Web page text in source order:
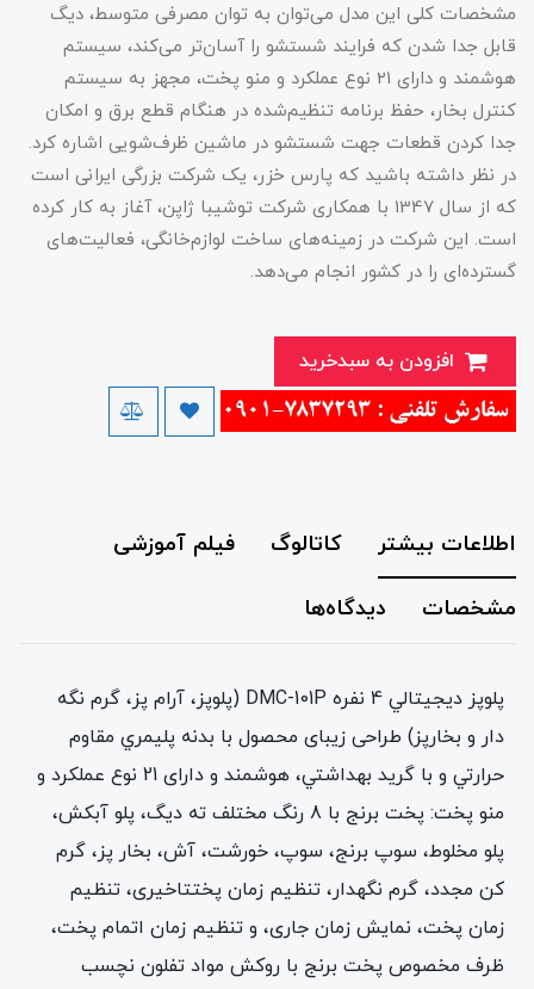
مشخصات کلی این مدل می‌توان به توان مصرفی متوسط، دیگ
قابل جدا شدن که فرایند شستشو را آسان‌تر می‌کند، سیستم
هوشمند و دارای 21 نوع عملکرد و منو پخت، مجهز به سیستم
کنترل بخار، حفظ برنامه تنظیم‌شده در هنگام قطع برق و امکان
جدا کردن قطعات جهت شستشو در ماشین ظرف‌شویی اشاره کرد.
در نظر داشته باشید که پارس خزر، یک شرکت بزرگی ایرانی است
که از سال 1347 با همکاری شرکت توشیبا ژاپن، آغاز به کار کرده
است. این شرکت در زمینه‌های ساخت لوازم‌خانگی، فعالیت‌های
گسترده‌ای را در کشور انجام می‌دهد.
اطلاعات بیشتر کاتالوگ فیلم آموزشی
مشخصات دیدگاه‌ها
پلوپز ديجيتالي 4 نفره DMC-101P (پلوپز، آرام پز، گرم نگه
دار و بخارپز) طراحی زیبای محصول با بدنه پليمري مقاوم
حرارتي و با گريد بهداشتي، هوشمند و دارای 21 نوع عملکرد و
منو پخت: پخت برنج با 8 رنگ مختلف ته دیگ، پلو آبکش،
پلو مخلوط، سوپ برنج، سوپ، خورشت، آش، بخار پز، گرم
کن مجدد، گرم نگهدار، تنظيم زمان پختتاخیری، تنظیم
زمان پخت، نمایش زمان جاری، و تنظيم زمان اتمام پخت،
ظرف مخصوص پخت برنج با روکش مواد تفلون نچسب